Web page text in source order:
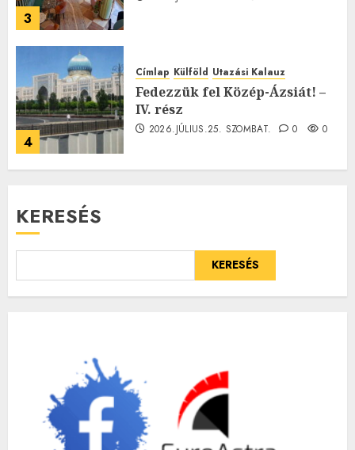
3
4
Címlap Külföld Utazási Kalauz
Fedezzük fel Közép-Ázsiát! –
IV. rész
2026.JÚLIUS.25. SZOMBAT. 0 0
KERESÉS
KERESÉS